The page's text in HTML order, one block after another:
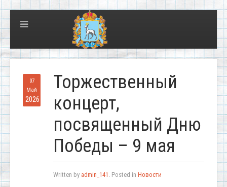
07
Май
2026
Торжественный
концерт,
посвященный Дню
Победы – 9 мая
Written by admin_141 . Posted in Новости